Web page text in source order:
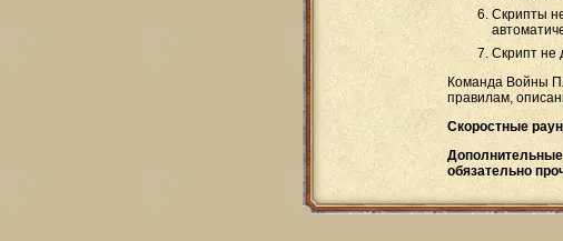
Скрипты
Скрипт не
Команда Войны
правилам,
Скоростные
обязательно